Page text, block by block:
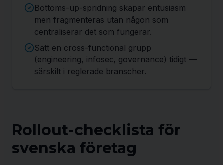
Bottoms-up-spridning skapar entusiasm
men fragmenteras utan någon som
centraliserar det som fungerar.
Sätt en cross-functional grupp
(engineering, infosec, governance) tidigt —
särskilt i reglerade branscher.
Rollout-checklista för
svenska företag